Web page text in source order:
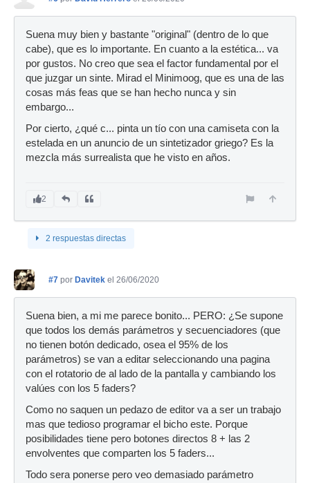
Suena muy bien y bastante "original" (dentro de lo que
cabe), que es lo importante. En cuanto a la estética... va
por gustos. No creo que sea el factor fundamental por el
que juzgar un sinte. Mirad el Minimoog, que es una de las
cosas más feas que se han hecho nunca y sin
embargo...
Por cierto, ¿qué c... pinta un tío con una camiseta con la
estelada en un anuncio de un sintetizador griego? Es la
mezcla más surrealista que he visto en años.
2
2 respuestas directas
#7 por Davitek el 26/06/2020
Suena bien, a mi me parece bonito... PERO: ¿Se supone
que todos los demás parámetros y secuenciadores (que
no tienen botón dedicado, osea el 95% de los
parámetros) se van a editar seleccionando una pagina
con el rotatorio de al lado de la pantalla y cambiando los
valúes con los 5 faders?
Como no saquen un pedazo de editor va a ser un trabajo
mas que tedioso programar el bicho este. Porque
posibilidades tiene pero botones directos 8 + las 2
envolventes que comparten los 5 faders...
Todo sera ponerse pero veo demasiado parámetro